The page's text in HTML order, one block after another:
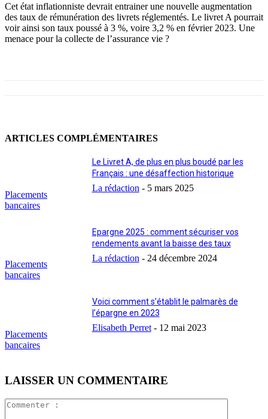
Cet état inflationniste devrait entrainer une nouvelle augmentation
des taux de rémunération des livrets réglementés. Le livret A pourrait
voir ainsi son taux poussé à 3 %, voire 3,2 % en février 2023. Une
menace pour la collecte de l’assurance vie ?
ARTICLES COMPLÉMENTAIRES
Placements
bancaires
Le Livret A, de plus en plus boudé par les
Français : une désaffection historique
La rédaction - 5 mars 2025
Placements
bancaires
Epargne 2025 : comment sécuriser vos
rendements avant la baisse des taux
La rédaction - 24 décembre 2024
Placements
bancaires
Voici comment s’établit le palmarès de
l’épargne en 2023
Elisabeth Perret - 12 mai 2023
LAISSER UN COMMENTAIRE